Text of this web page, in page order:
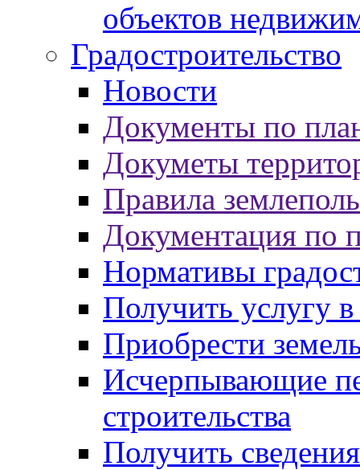
объектов
Градостроительство
Новости
Документы по
Докуметы
Правила
Документация по
Нормативы
Получить услугу в
Приобрести
Исчерпывающие
строительства
Получить